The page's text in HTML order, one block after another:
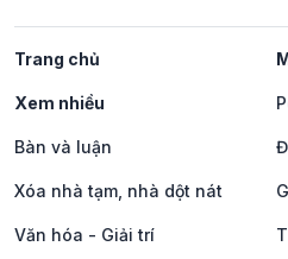
Trang chủ
Xem nhiều
Bàn và luận
Xóa nhà tạm, nhà dột nát
Văn hóa - Giải trí